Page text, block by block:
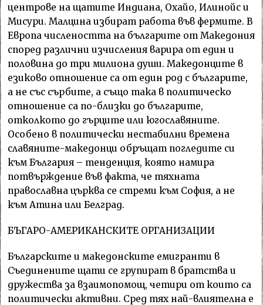
центрове на щатите Индиана, Охайо, Илинойс и
Мисури. Малцина избират работа във фермите. В
Европа числеността на българите от Македония
според различни изчисления варира от един и
половина до три милиона души. Македонците в
езиково отношение са от един род с българите,
а не със сърбите, а също така в политическо
отношение са по-близки до българите,
отколкото до гърците или югославяните.
Особено в политически нестабилни времена
славяните-македонци обръщат погледите си
към България – тенденция, която намира
потвърждениe във факта, че тяхната
православна църква се стреми към София, а не
към Атина или Белград.
БЪГАРО-АМЕРИКАНСКИТЕ ОРГАНИЗАЦИИ
Българските и македонските емигранти в
Съединените щати се групират в братства и
дружества за взаимопомощ, четири от които са
политически активни. Сред тях най-влиятелна е